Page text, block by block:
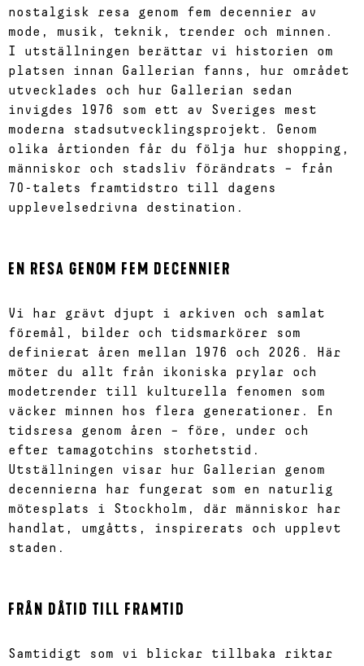
nostalgisk resa genom fem decennier av
mode, musik, teknik, trender och minnen.
I utställningen berättar vi historien om
platsen innan Gallerian fanns, hur området
utvecklades och hur Gallerian sedan
invigdes 1976 som ett av Sveriges mest
moderna stadsutvecklingsprojekt. Genom
olika årtionden får du följa hur shopping,
människor och stadsliv förändrats – från
70-talets framtidstro till dagens
upplevelsedrivna destination.
EN RESA GENOM FEM DECENNIER
Vi har grävt djupt i arkiven och samlat
föremål, bilder och tidsmarkörer som
definierat åren mellan 1976 och 2026. Här
möter du allt från ikoniska prylar och
modetrender till kulturella fenomen som
väcker minnen hos flera generationer. En
tidsresa genom åren – före, under och
efter tamagotchins storhetstid.
Utställningen visar hur Gallerian genom
decennierna har fungerat som en naturlig
mötesplats i Stockholm, där människor har
handlat, umgåtts, inspirerats och upplevt
staden.
FRÅN DÅTID TILL FRAMTID
Samtidigt som vi blickar tillbaka riktar